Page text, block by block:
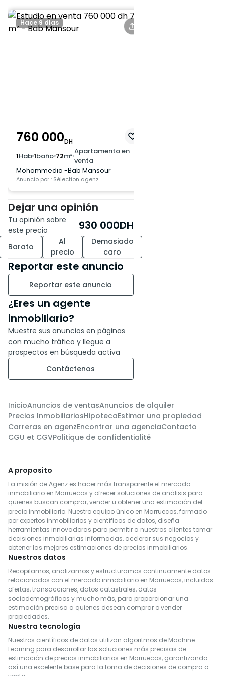
las playas lo convierten en una
opción ideal para inversores o
jóvenes profesionales que
Hace 9 días
760 000DH
1Hab1baño72m² Apartamento en
venta
Mohammedia -Bab Mansour
Anuncio por : Sélection agenz
Dejar una opinión
Tu opinión sobre
este precio
930 000DH
Barato
Al
precio
Demasiado
caro
Reportar este anuncio
Reportar este anuncio
¿Eres un agente
inmobiliario?
Muestre sus anuncios en páginas
con mucho tráfico y llegue a
prospectos en búsqueda activa
Contáctenos
InicioAnuncios de ventasAnuncios de alquiler
Precios InmobiliariosHipotecaEstimar una propiedad
Carreras en agenzEncontrar una agenciaContacto
CGU et CGVPolitique de confidentialité
A proposito
La misión de Agenz es hacer más transparente el mercado
inmobiliario en Marruecos y ofrecer soluciones de análisis para
quienes buscan comprar, vender u obtener una estimación del
precio inmobiliario. Nuestro equipo único en Marruecos, formado
por expertos inmobiliarios y científicos de datos, diseña
herramientas innovadoras para permitir a nuestros clientes tomar
decisiones inmobiliarias informadas, acelerar sus negocios y
obtener las mejores estimaciones de precios inmobiliarios.
Nuestros datos
Recopilamos, analizamos y estructuramos continuamente datos
relacionados con el mercado inmobiliario en Marruecos, incluidas
ofertas, transacciones, datos catastrales, datos
sociodemográficos y mucho más, para proporcionar una
estimación precisa a quienes desean comprar o vender
propiedades.
Nuestra tecnología
Nuestros científicos de datos utilizan algoritmos de Machine
Learning para desarrollar las soluciones más precisas de
estimación de precios inmobiliarios en Marruecos, garantizando
así una excelente base para la toma de decisiones de compra o